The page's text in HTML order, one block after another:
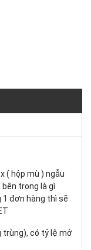
( hộp mù ) ngẫu
trong là gì
1 đơn hàng thì sẽ
trùng), có tỷ lệ mở